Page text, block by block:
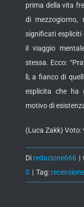
prima della vita
di
significati espliciti
il viaggio
stessa. Ecco:
lì, a fianco di
esplicita che ha
motivo di
(Luca Zakk) Voto:
Di redazione666 |
S | Tag: